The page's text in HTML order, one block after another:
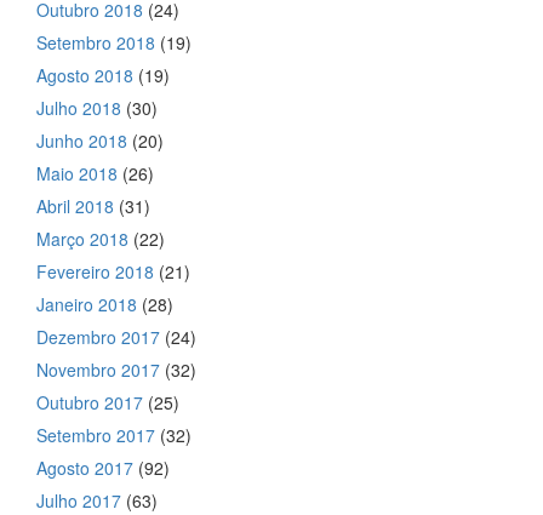
Outubro 2018 (24)
Setembro 2018 (19)
Agosto 2018 (19)
Julho 2018 (30)
Junho 2018 (20)
Maio 2018 (26)
Abril 2018 (31)
Março 2018 (22)
Fevereiro 2018 (21)
Janeiro 2018 (28)
Dezembro 2017 (24)
Novembro 2017 (32)
Outubro 2017 (25)
Setembro 2017 (32)
Agosto 2017 (92)
Julho 2017 (63)